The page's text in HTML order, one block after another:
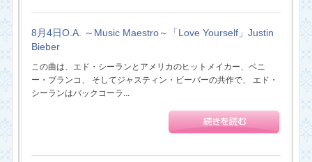
8月4日O.A. ～Music Maestro～「Love Yourself」Justin
Bieber
この曲は、エド・シーランとアメリカのヒットメイカー、ベニ
ー・ブランコ、 そしてジャスティン・ビーバーの共作で、 エド・
シーランはバックコーラ...